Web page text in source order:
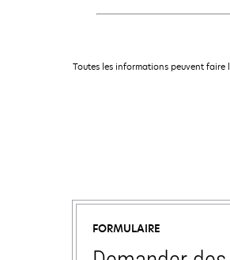
Toutes les informations peuvent faire
FORMULAIRE